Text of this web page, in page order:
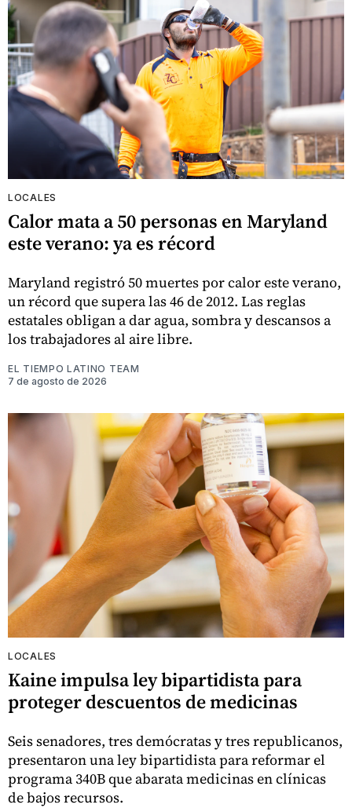
LOCALES
Calor mata a 50 personas en Maryland
este verano: ya es récord
Maryland registró 50 muertes por calor este verano,
un récord que supera las 46 de 2012. Las reglas
estatales obligan a dar agua, sombra y descansos a
los trabajadores al aire libre.
EL TIEMPO LATINO TEAM
7 de agosto de 2026
LOCALES
Kaine impulsa ley bipartidista para
proteger descuentos de medicinas
Seis senadores, tres demócratas y tres republicanos,
presentaron una ley bipartidista para reformar el
programa 340B que abarata medicinas en clínicas
de bajos recursos.